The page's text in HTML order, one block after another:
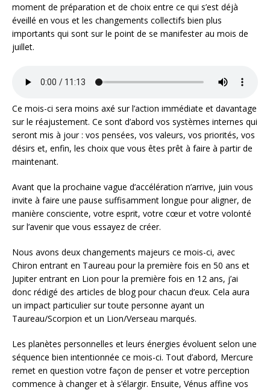
moment de préparation et de choix entre ce qui s’est déjà
éveillé en vous et les changements collectifs bien plus
importants qui sont sur le point de se manifester au mois de
juillet.
Ce mois-ci sera moins axé sur l’action immédiate et davantage
sur le réajustement. Ce sont d’abord vos systèmes internes qui
seront mis à jour : vos pensées, vos valeurs, vos priorités, vos
désirs et, enfin, les choix que vous êtes prêt à faire à partir de
maintenant.
Avant que la prochaine vague d’accélération n’arrive, juin vous
invite à faire une pause suffisamment longue pour aligner, de
manière consciente, votre esprit, votre cœur et votre volonté
sur l’avenir que vous essayez de créer.
Nous avons deux changements majeurs ce mois-ci, avec
Chiron entrant en Taureau pour la première fois en 50 ans et
Jupiter entrant en Lion pour la première fois en 12 ans, j’ai
donc rédigé des articles de blog pour chacun d’eux. Cela aura
un impact particulier sur toute personne ayant un
Taureau/Scorpion et un Lion/Verseau marqués.
Les planètes personnelles et leurs énergies évoluent selon une
séquence bien intentionnée ce mois-ci. Tout d’abord, Mercure
remet en question votre façon de penser et votre perception
commence à changer et à s’élargir. Ensuite, Vénus affine vos